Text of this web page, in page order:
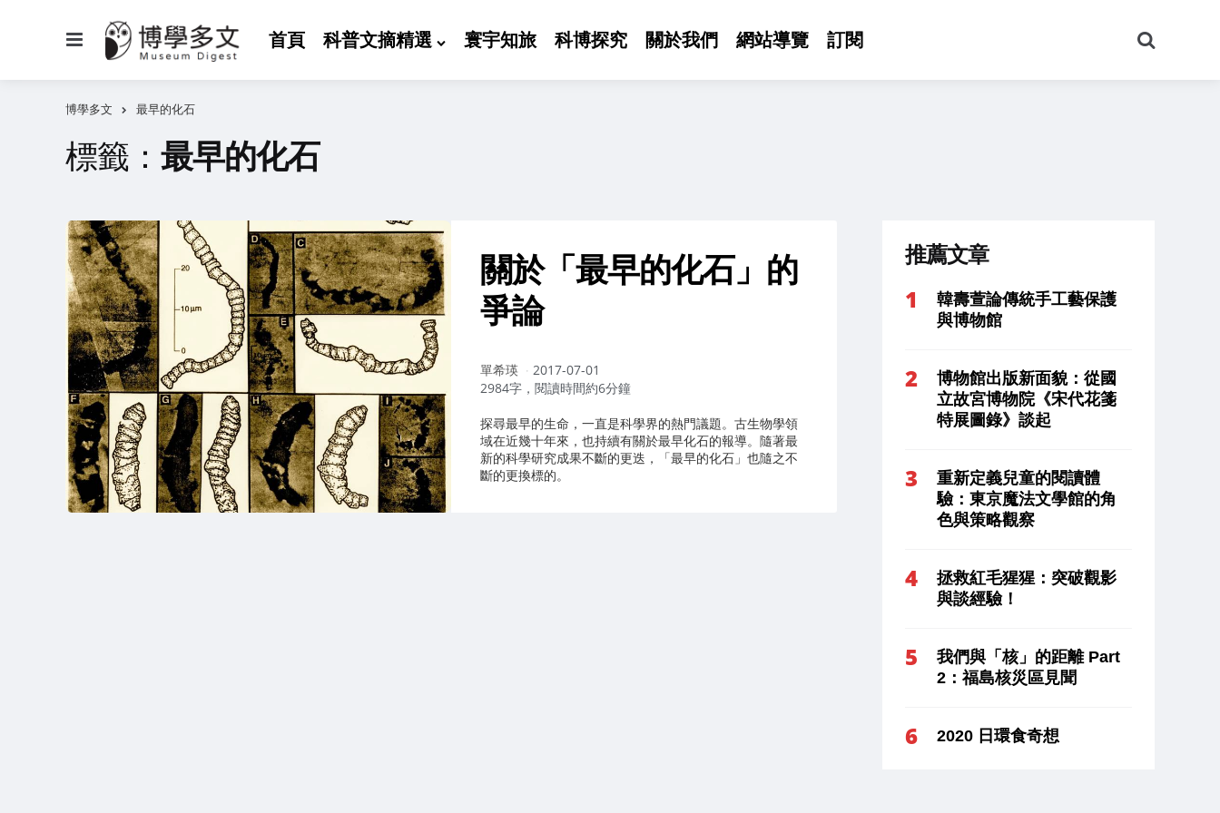
首頁 科普文摘精選 寰宇知旅 科博探究 關於我們 網站導覽 訂閱
尋
博學多文 最早的化石
標籤： 最早的化石
關於「最早的化石」的
爭論
作
者：
單希瑛
2017-07-01
2984字，閱讀時間約6分鐘
探尋最早的生命，一直是科學界的熱門議題。古生物學領
域在近幾十年來，也持續有關於最早化石的報導。隨著最
新的科學研究成果不斷的更迭，「最早的化石」也隨之不
斷的更換標的。
推薦文章
韓壽萱論傳統手工藝保護
與博物館
博物館出版新面貌：從國
立故宮博物院《宋代花箋
特展圖錄》談起
重新定義兒童的閱讀體
驗：東京魔法文學館的角
色與策略觀察
拯救紅毛猩猩：突破觀影
與談經驗！
我們與「核」的距離 Part
2：福島核災區見聞
2020 日環食奇想